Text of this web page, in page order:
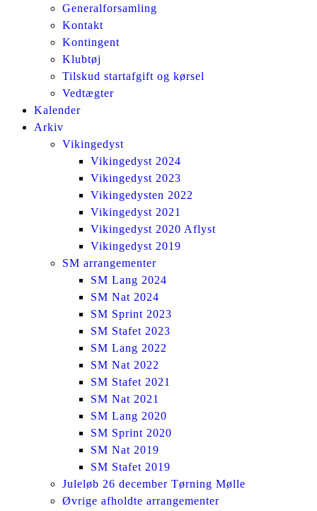
Generalforsamling
Kontakt
Kontingent
Klubtøj
Tilskud startafgift og kørsel
Vedtægter
Kalender
Arkiv
Vikingedyst
Vikingedyst 2024
Vikingedyst 2023
Vikingedysten 2022
Vikingedyst 2021
Vikingedyst 2020 Aflyst
Vikingedyst 2019
SM arrangementer
SM Lang 2024
SM Nat 2024
SM Sprint 2023
SM Stafet 2023
SM Lang 2022
SM Nat 2022
SM Stafet 2021
SM Nat 2021
SM Lang 2020
SM Sprint 2020
SM Nat 2019
SM Stafet 2019
Juleløb 26 december Tørning Mølle
Øvrige afholdte arrangementer